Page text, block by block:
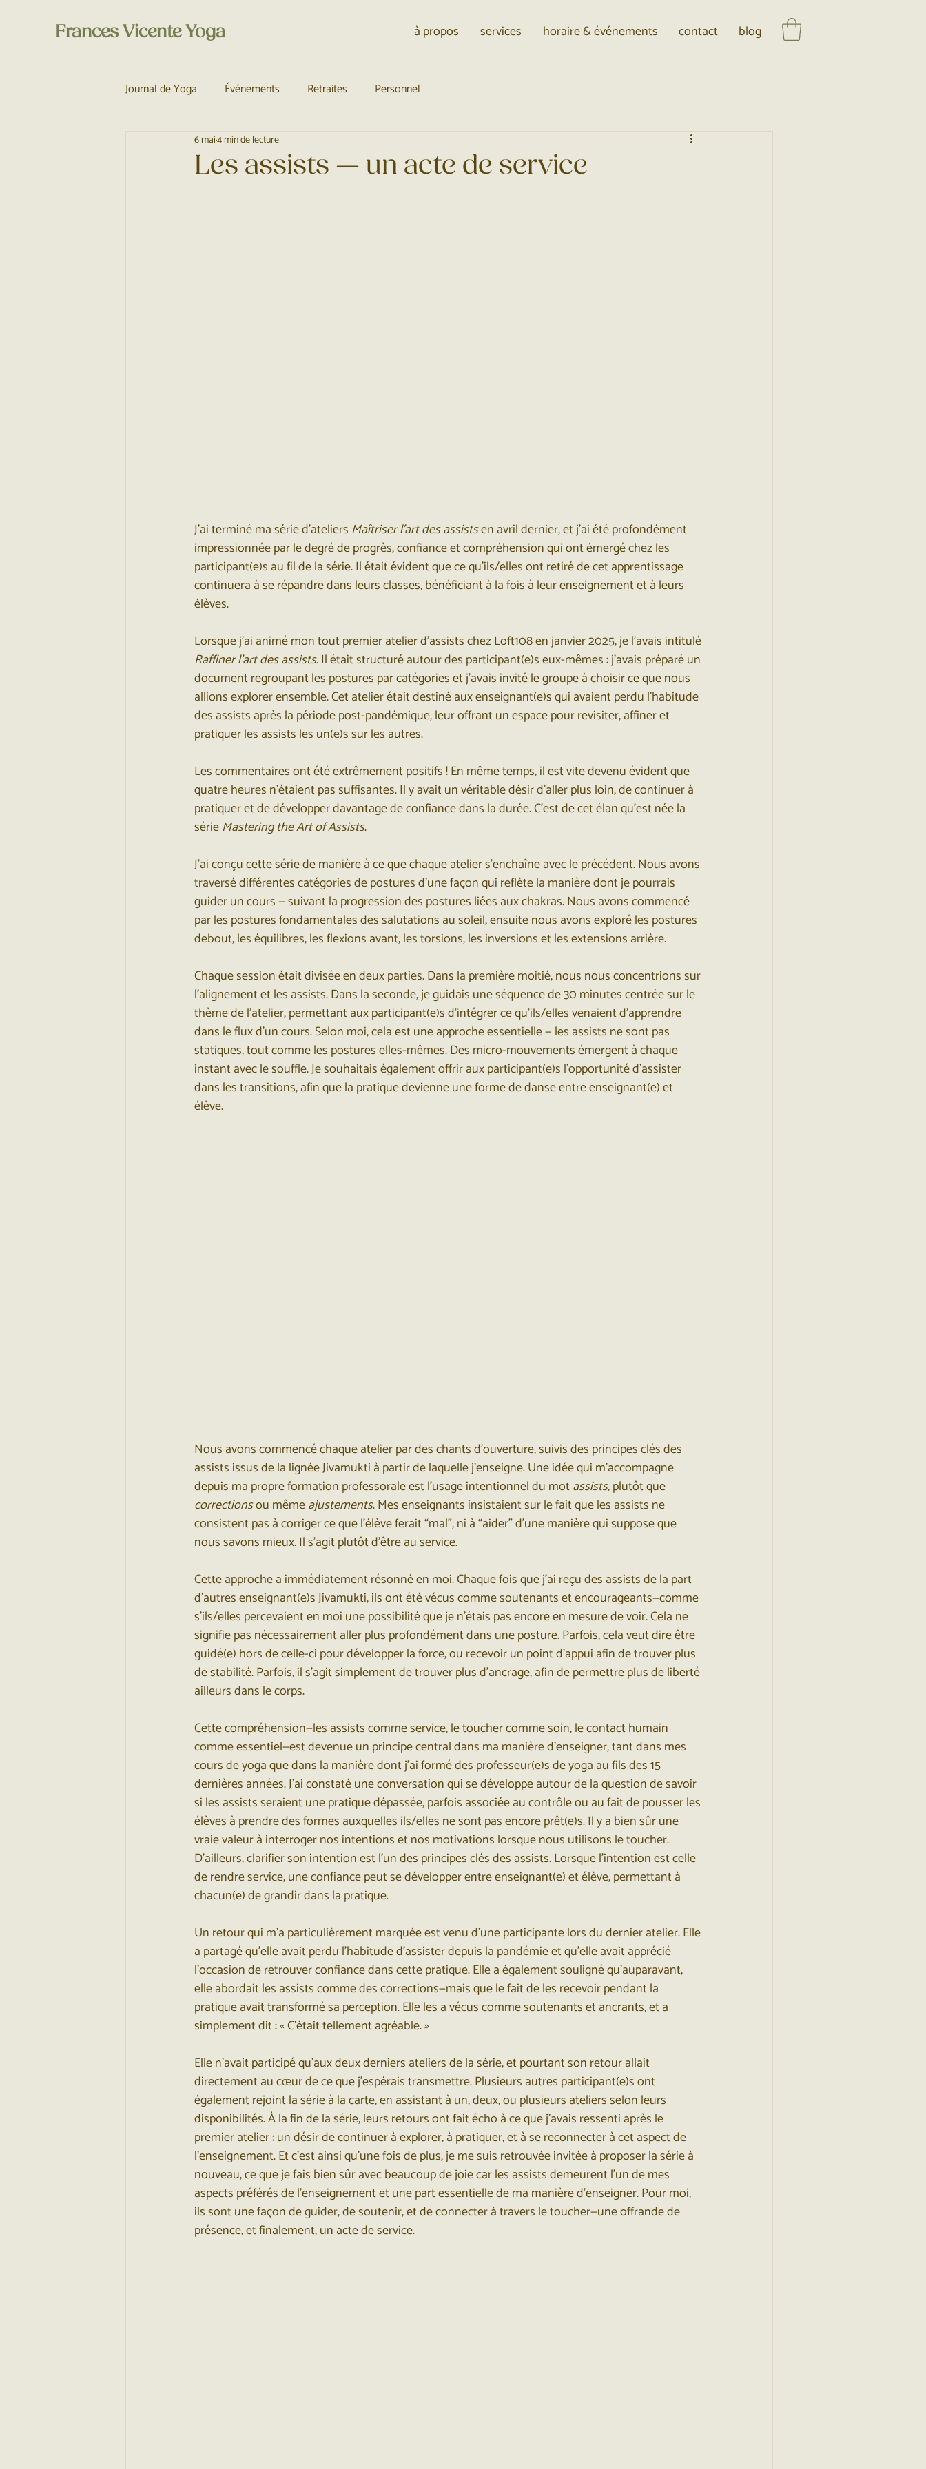
Frances Vicente Yoga à propos services horaire & événements contact blog
Journal de Yoga Événements Retraites Personnel
Les assists — un acte de service
6 mai4 min de lecture
J’ai terminé ma série d’ateliers Maîtriser l'art des assists en avril dernier, et j’ai été profondément
impressionnée par le degré de progrès, confiance et compréhension qui ont émergé chez les
participant(e)s au fil de la série. Il était évident que ce qu’ils/elles ont retiré de cet apprentissage
continuera à se répandre dans leurs classes, bénéficiant à la fois à leur enseignement et à leurs
élèves.
Lorsque j’ai animé mon tout premier atelier d’assists chez Loft108 en janvier 2025, je l’avais intitulé
Raffiner l'art des assists. Il était structuré autour des participant(e)s eux-mêmes : j’avais préparé un
document regroupant les postures par catégories et j'avais invité le groupe à choisir ce que nous
allions explorer ensemble. Cet atelier était destiné aux enseignant(e)s qui avaient perdu l’habitude
des assists après la période post-pandémique, leur offrant un espace pour revisiter, affiner et
pratiquer les assists les un(e)s sur les autres.
Les commentaires ont été extrêmement positifs ! En même temps, il est vite devenu évident que
quatre heures n’étaient pas suffisantes. Il y avait un véritable désir d’aller plus loin, de continuer à
pratiquer et de développer davantage de confiance dans la durée. C’est de cet élan qu’est née la
série Mastering the Art of Assists.
J’ai conçu cette série de manière à ce que chaque atelier s’enchaîne avec le précédent. Nous avons
traversé différentes catégories de postures d’une façon qui reflète la manière dont je pourrais
guider un cours — suivant la progression des postures liées aux chakras. Nous avons commencé
par les postures fondamentales des salutations au soleil, ensuite nous avons exploré les postures
debout, les équilibres, les flexions avant, les torsions, les inversions et les extensions arrière.
Chaque session était divisée en deux parties. Dans la première moitié, nous nous concentrions sur
l’alignement et les assists. Dans la seconde, je guidais une séquence de 30 minutes centrée sur le
thème de l’atelier, permettant aux participant(e)s d’intégrer ce qu’ils/elles venaient d’apprendre
dans le flux d’un cours. Selon moi, cela est une approche essentielle — les assists ne sont pas
statiques, tout comme les postures elles-mêmes. Des micro-mouvements émergent à chaque
instant avec le souffle. Je souhaitais également offrir aux participant(e)s l’opportunité d’assister
dans les transitions, afin que la pratique devienne une forme de danse entre enseignant(e) et
élève.
Nous avons commencé chaque atelier par des chants d’ouverture, suivis des principes clés des
assists issus de la lignée Jivamukti à partir de laquelle j’enseigne. Une idée qui m’accompagne
depuis ma propre formation professorale est l’usage intentionnel du mot assists, plutôt que
corrections ou même ajustements. Mes enseignants insistaient sur le fait que les assists ne
consistent pas à corriger ce que l’élève ferait “mal”, ni à “aider” d’une manière qui suppose que
nous savons mieux. Il s’agit plutôt d’être au service.
Cette approche a immédiatement résonné en moi. Chaque fois que j’ai reçu des assists de la part
d’autres enseignant(e)s Jivamukti, ils ont été vécus comme soutenants et encourageants—comme
s’ils/elles percevaient en moi une possibilité que je n’étais pas encore en mesure de voir. Cela ne
signifie pas nécessairement aller plus profondément dans une posture. Parfois, cela veut dire être
guidé(e) hors de celle-ci pour développer la force, ou recevoir un point d’appui afin de trouver plus
de stabilité. Parfois, il s’agit simplement de trouver plus d'ancrage, afin de permettre plus de liberté
ailleurs dans le corps.
Cette compréhension—les assists comme service, le toucher comme soin, le contact humain
comme essentiel—est devenue un principe central dans ma manière d’enseigner, tant dans mes
cours de yoga que dans la manière dont j’ai formé des professeur(e)s de yoga au fils des 15
dernières années. J’ai constaté une conversation qui se développe autour de la question de savoir
si les assists seraient une pratique dépassée, parfois associée au contrôle ou au fait de pousser les
élèves à prendre des formes auxquelles ils/elles ne sont pas encore prêt(e)s. Il y a bien sûr une
vraie valeur à interroger nos intentions et nos motivations lorsque nous utilisons le toucher.
D’ailleurs, clarifier son intention est l’un des principes clés des assists. Lorsque l’intention est celle
de rendre service, une confiance peut se développer entre enseignant(e) et élève, permettant à
chacun(e) de grandir dans la pratique.
Un retour qui m’a particulièrement marquée est venu d’une participante lors du dernier atelier. Elle
a partagé qu’elle avait perdu l’habitude d’assister depuis la pandémie et qu’elle avait apprécié
l’occasion de retrouver confiance dans cette pratique. Elle a également souligné qu’auparavant,
elle abordait les assists comme des corrections—mais que le fait de les recevoir pendant la
pratique avait transformé sa perception. Elle les a vécus comme soutenants et ancrants, et a
simplement dit : « C’était tellement agréable. »
Elle n’avait participé qu’aux deux derniers ateliers de la série, et pourtant son retour allait
directement au cœur de ce que j’espérais transmettre. Plusieurs autres participant(e)s ont
également rejoint la série à la carte, en assistant à un, deux, ou plusieurs ateliers selon leurs
disponibilités. À la fin de la série, leurs retours ont fait écho à ce que j’avais ressenti après le
premier atelier : un désir de continuer à explorer, à pratiquer, et à se reconnecter à cet aspect de
l’enseignement. Et c’est ainsi qu’une fois de plus, je me suis retrouvée invitée à proposer la série à
nouveau, ce que je fais bien sûr avec beaucoup de joie car les assists demeurent l’un de mes
aspects préférés de l’enseignement et une part essentielle de ma manière d’enseigner. Pour moi,
ils sont une façon de guider, de soutenir, et de connecter à travers le toucher—une offrande de
présence, et finalement, un acte de service.